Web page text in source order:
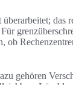
das
ob
gehören